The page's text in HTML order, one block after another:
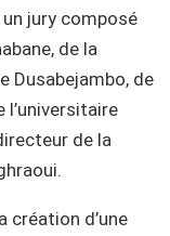
jury composé
de la
Dusabejambo, de
l’universitaire
de la
création d’une